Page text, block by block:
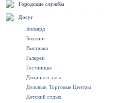
Городские службы
Досуг
Бильярд
Боулинг
Выставки
Галереи
Гостиницы
Дворцы и залы
Деловые, Торговые Центры
Детский отдых